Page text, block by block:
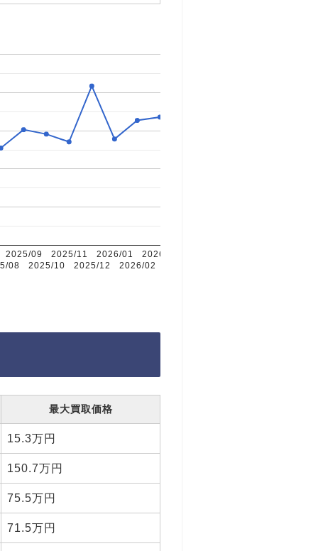
08
2025/09
2025/10
2025/11
2025/12
2026/01
2026/02
2026/04
最大買取価格
15.3万円
150.7万円
75.5万円
71.5万円